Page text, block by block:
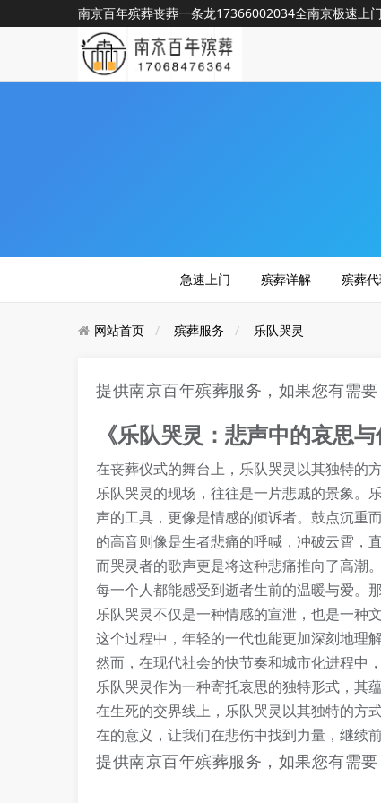
南京百年殡葬丧葬一条龙17366002034全南京极速上
急速上门 殡葬详解 殡葬
网站首页 殡葬服务 乐队哭灵
提供南京百年殡葬服务，如果您有需
《乐队哭灵：悲声中的哀思与
在丧葬仪式的舞台上，乐队哭灵以其独特的
乐队哭灵的现场，往往是一片悲戚的景象。
声的工具，更像是情感的倾诉者。鼓点沉重
的高音则像是生者悲痛的呼喊，冲破云霄，直
而哭灵者的歌声更是将这种悲痛推向了高潮
每一个人都能感受到逝者生前的温暖与爱。
乐队哭灵不仅是一种情感的宣泄，也是一种
这个过程中，年轻的一代也能更加深刻地理
然而，在现代社会的快节奏和城市化进程中
乐队哭灵作为一种寄托哀思的独特形式，其
在生死的交界线上，乐队哭灵以其独特的方
在的意义，让我们在悲伤中找到力量，继续前
提供南京百年殡葬服务，如果您有需